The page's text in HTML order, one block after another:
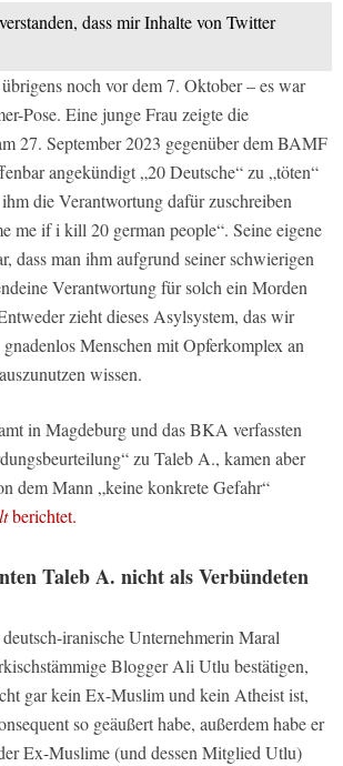
dass mir Inhalte von Twitter
noch vor dem 7. Oktober – es war
Pose. Eine junge Frau zeigte die
27. September 2023 gegenüber dem BAMF
angekündigt „20 Deutsche“ zu „töten“
die Verantwortung dafür zuschreiben
me if i kill 20 german people“. Seine eigene
dass man ihm aufgrund seiner schwierigen
Verantwortung für solch ein Morden
zieht dieses Asylsystem, das wir
Menschen mit Opferkomplex an
wissen.
in Magdeburg und das BKA verfassten
zu Taleb A., kamen aber
dem Mann „keine konkrete Gefahr“
berichtet.
Taleb A. nicht als Verbündeten
iranische Unternehmerin Maral
Blogger Ali Utlu bestätigen,
gar kein Ex-Muslim und kein Atheist ist,
so geäußert habe, außerdem habe er
Ex-Muslime (und dessen Mitglied Utlu)